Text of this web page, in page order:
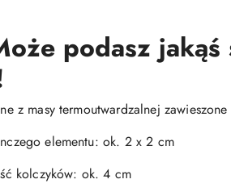
podasz
z masy termoutwardzalnej
elementu: ok. 2 x 2 cm
kolczyków: ok. 4 cm